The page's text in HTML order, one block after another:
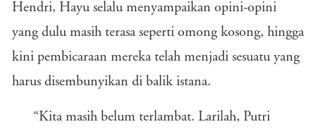
Hendri, Hayu selalu menyampaikan opini-opini
yang dulu masih terasa seperti omong kosong, hingga
kini pembicaraan mereka telah menjadi sesuatu yang
harus disembunyikan di balik istana.
“Kita masih belum terlambat. Larilah, Putri